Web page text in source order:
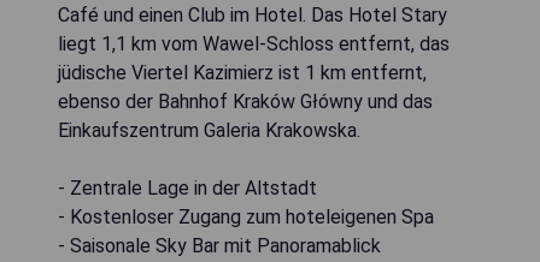
Café und einen Club im Hotel. Das Hotel Stary
liegt 1,1 km vom Wawel-Schloss entfernt, das
jüdische Viertel Kazimierz ist 1 km entfernt,
ebenso der Bahnhof Kraków Główny und das
Einkaufszentrum Galeria Krakowska.
- Zentrale Lage in der Altstadt
- Kostenloser Zugang zum hoteleigenen Spa
- Saisonale Sky Bar mit Panoramablick